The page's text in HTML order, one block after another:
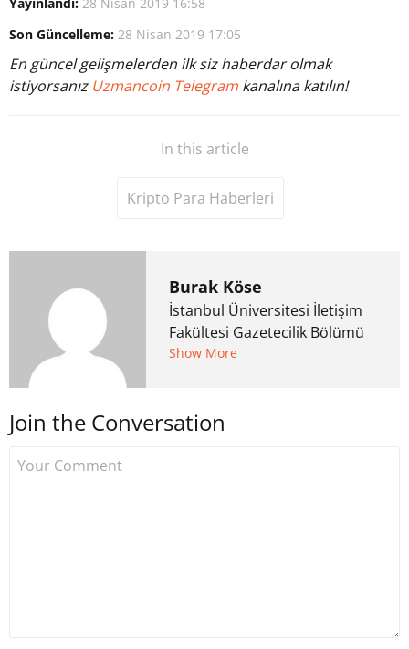
Yayınlandı: 28 Nisan 2019 16:58
Son Güncelleme: 28 Nisan 2019 17:05
En güncel gelişmelerden ilk siz haberdar olmak
istiyorsanız Uzmancoin Telegram kanalına katılın!
In this article
Kripto Para Haberleri
Burak Köse
İstanbul Üniversitesi İletişim
Fakültesi Gazetecilik Bölümü
mezunu. 6 yıl ana akım
kurdu. 2017'nin Mayıs ayından
Show More
Join the Conversation